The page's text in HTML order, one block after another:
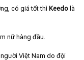
có giá tốt thì Keedo là
nữ hàng đầu.
Việt Nam do đội